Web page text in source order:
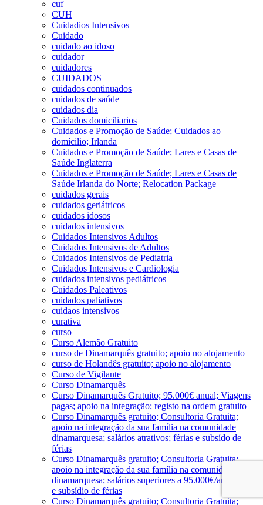
cuf
CUH
Cuidadios Intensivos
Cuidado
cuidado ao idoso
cuidador
cuidadores
CUIDADOS
cuidados continuados
cuidados de saúde
cuidados dia
Cuidados domiciliarios
Cuidados e Promoção de Saúde; Cuidados ao
domícilio; Irlanda
Cuidados e Promoção de Saúde; Lares e Casas de
Saúde Inglaterra
Cuidados e Promoção de Saúde; Lares e Casas de
Saúde Irlanda do Norte; Relocation Package
cuidados gerais
cuidados geriátricos
cuidados idosos
cuidados intensivos
Cuidados Intensivos Adultos
Cuidados Intensivos de Adultos
Cuidados Intensivos de Pediatria
Cuidados Intensivos e Cardiologia
cuidados intensivos pediátricos
Cuidados Paleativos
cuidados paliativos
cuidaos intensivos
curativa
curso
Curso Alemão Gratuito
curso de Dinamarquês gratuito; apoio no alojamento
curso de Holandês gratuito; apoio no alojamento
Curso de Vigilante
Curso Dinamarquês
Curso Dinamarquês Gratuito; 95.000€ anual; Viagens
pagas; apoio na integração; registo na ordem gratuito
Curso Dinamarquês gratuito; Consultoria Gratuita;
apoio na integração da sua família na comunidade
dinamarquesa; salários atrativos; férias e subsído de
férias
Curso Dinamarquês gratuito; Consultoria Gratuita;
apoio na integração da sua família na comunidade
dinamarquesa; salários superiores a 95.000€/ano; férias
e subsídio de férias
Curso Dinamarquês gratuito; Consultoria Gratuita;